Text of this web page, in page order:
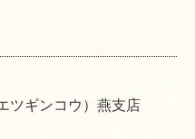
ツギンコウ）燕支店